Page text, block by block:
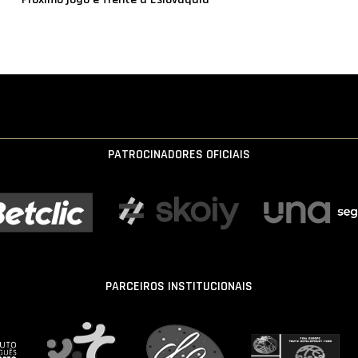
PATROCINADORES OFICIAIS
PARCEIROS INSTITUCIONAIS